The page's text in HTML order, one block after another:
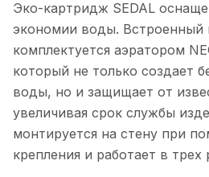
Эко-картридж SEDAL
экономии воды. Встроенный
комплектуется аэратором
который не только создает
воды, но и защищает от
увеличивая срок службы
монтируется на стену при
крепления и работает в трех